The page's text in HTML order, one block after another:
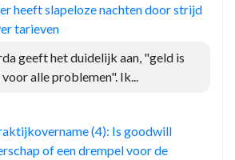
heeft slapeloze nachten door strijd
tarieven
geeft het duidelijk aan, "geld is
alle problemen". Ik...
(4): Is goodwill
of een drempel voor de